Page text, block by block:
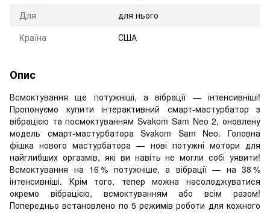
Для
для нього
Країна
США
Опис
Всмоктування ще потужніші, а вібрації — інтенсивніші!
Пропонуємо купити інтерактивний смарт-мастурбатор з
вібрацією та посмоктуванням Svakom Sam Neo 2, оновлену
модель смарт-мастурбатора Svakom Sam Neo. Головна
фішка нового мастурбатора — нові потужні мотори для
найглибших оргазмів, які ви навіть не могли собі уявити!
Всмоктування на 16 % потужніше, а вібрації — на 38 %
інтенсивніші. Крім того, тепер можна насолоджуватися
окремо вібрацією, всмоктуванням або всім разом!
Попередньо встановлено по 5 режимів роботи для кожного